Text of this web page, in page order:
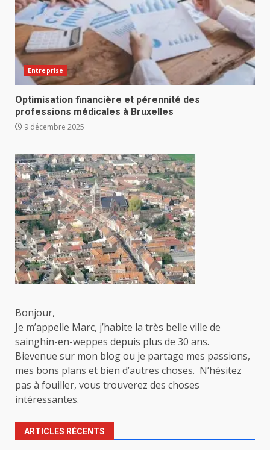
Entreprise
Optimisation financière et pérennité des
professions médicales à Bruxelles
9 décembre 2025
Bonjour,
Je m’appelle Marc, j’habite la très belle ville de
sainghin-en-weppes depuis plus de 30 ans.
Bievenue sur mon blog ou je partage mes passions,
mes bons plans et bien d’autres choses. N’hésitez
pas à fouiller, vous trouverez des choses
intéressantes.
ARTICLES RÉCENTS